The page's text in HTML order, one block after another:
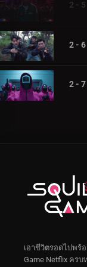
2 - 5
2 - 6
2 - 7
เอาชีวิตรอดไปพร้
Game Netflix คร